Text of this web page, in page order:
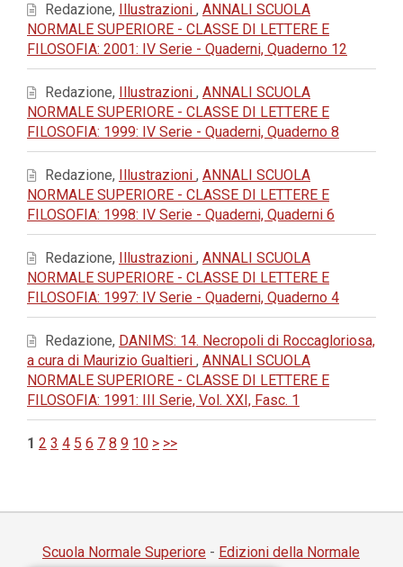
Redazione, Illustrazioni , ANNALI SCUOLA
NORMALE SUPERIORE - CLASSE DI LETTERE E
FILOSOFIA: 2001: IV Serie - Quaderni, Quaderno 12
Redazione, Illustrazioni , ANNALI SCUOLA
NORMALE SUPERIORE - CLASSE DI LETTERE E
FILOSOFIA: 1999: IV Serie - Quaderni, Quaderno 8
Redazione, Illustrazioni , ANNALI SCUOLA
NORMALE SUPERIORE - CLASSE DI LETTERE E
FILOSOFIA: 1998: IV Serie - Quaderni, Quaderni 6
Redazione, Illustrazioni , ANNALI SCUOLA
NORMALE SUPERIORE - CLASSE DI LETTERE E
FILOSOFIA: 1997: IV Serie - Quaderni, Quaderno 4
Redazione, DANIMS: 14. Necropoli di Roccagloriosa,
a cura di Maurizio Gualtieri , ANNALI SCUOLA
NORMALE SUPERIORE - CLASSE DI LETTERE E
FILOSOFIA: 1991: III Serie, Vol. XXI, Fasc. 1
1 2 3 4 5 6 7 8 9 10 > >>
Scuola Normale Superiore - Edizioni della Normale